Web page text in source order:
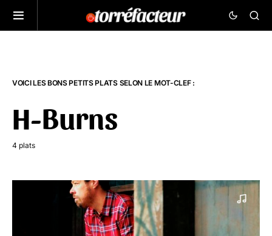
VOICI LES BONS PETITS PLATS SELON LE MOT-CLEF :
H-Burns
4 plats